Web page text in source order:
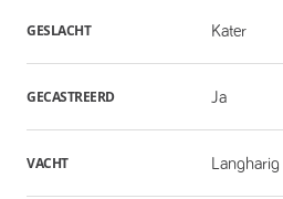
GESLACHT Kater
GECASTREERD Ja
VACHT Langharig